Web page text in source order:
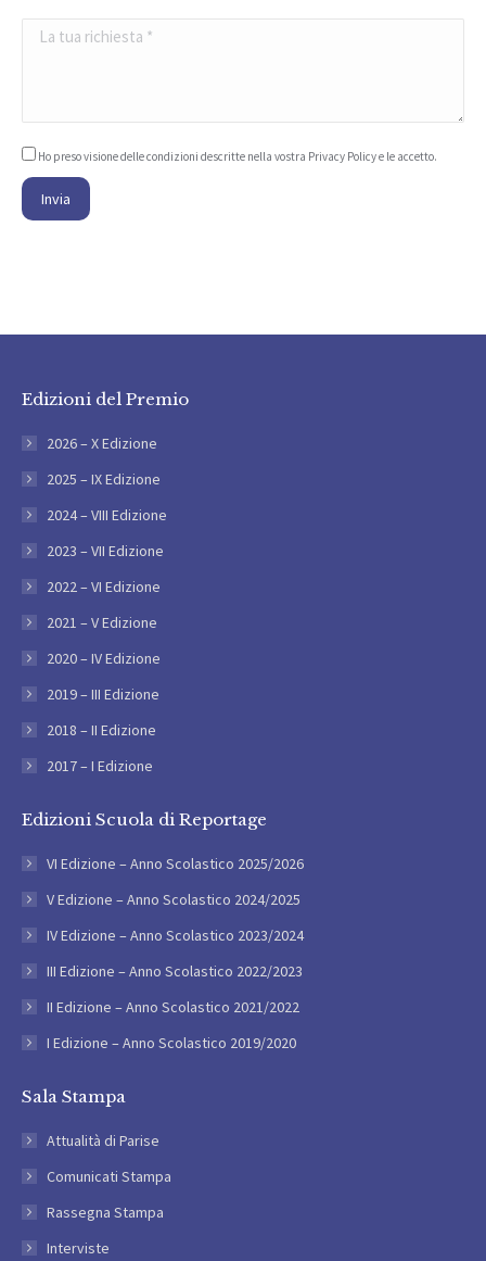
Ho preso visione delle condizioni descritte nella vostra Privacy Policye le accetto.
Edizioni del Premio
2026 – X Edizione
2025 – IX Edizione
2024 – VIII Edizione
2023 – VII Edizione
2022 – VI Edizione
2021 – V Edizione
2020 – IV Edizione
2019 – III Edizione
2018 – II Edizione
2017 – I Edizione
Edizioni Scuola di Reportage
VI Edizione – Anno Scolastico 2025/2026
V Edizione – Anno Scolastico 2024/2025
IV Edizione – Anno Scolastico 2023/2024
III Edizione – Anno Scolastico 2022/2023
II Edizione – Anno Scolastico 2021/2022
I Edizione – Anno Scolastico 2019/2020
Sala Stampa
Attualità di Parise
Comunicati Stampa
Rassegna Stampa
Interviste